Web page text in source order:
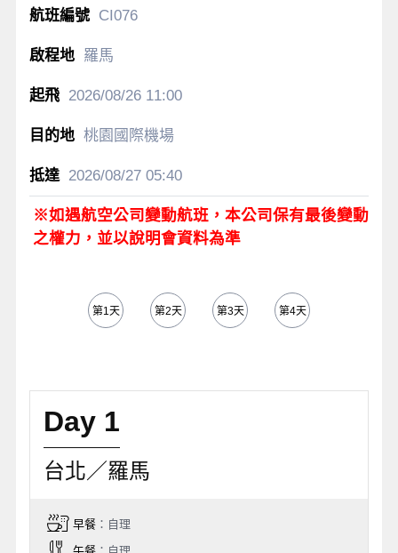
CI076
羅馬
2026/08/2611:00
桃園國際機場
2026/08/2705:40
※如遇航空公司變動航班，本公司保有最後變動
之權力，並以說明會資料為準
第1天 第2天 第3天 第4天
Day 1
台北／羅馬
早餐：自理